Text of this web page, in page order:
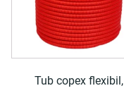
Tub copex flexibil,